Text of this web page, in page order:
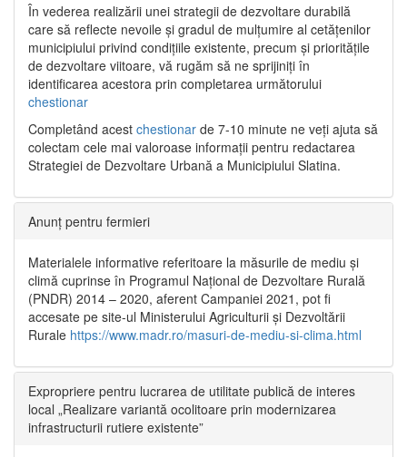
În vederea realizării unei strategii de dezvoltare durabilă
care să reflecte nevoile și gradul de mulțumire al cetățenilor
municipiului privind condițiile existente, precum și prioritățile
de dezvoltare viitoare, vă rugăm să ne sprijiniți în
identificarea acestora prin completarea următorului
chestionar
Completând acest chestionar de 7-10 minute ne veți ajuta să
colectam cele mai valoroase informații pentru redactarea
Strategiei de Dezvoltare Urbană a Municipiului Slatina.
Anunț pentru fermieri
Materialele informative referitoare la măsurile de mediu și
climă cuprinse în Programul Național de Dezvoltare Rurală
(PNDR) 2014 – 2020, aferent Campaniei 2021, pot fi
accesate pe site-ul Ministerului Agriculturii și Dezvoltării
Rurale https://www.madr.ro/masuri-de-mediu-si-clima.html
Expropriere pentru lucrarea de utilitate publică de interes
local „Realizare variantă ocolitoare prin modernizarea
infrastructurii rutiere existente”